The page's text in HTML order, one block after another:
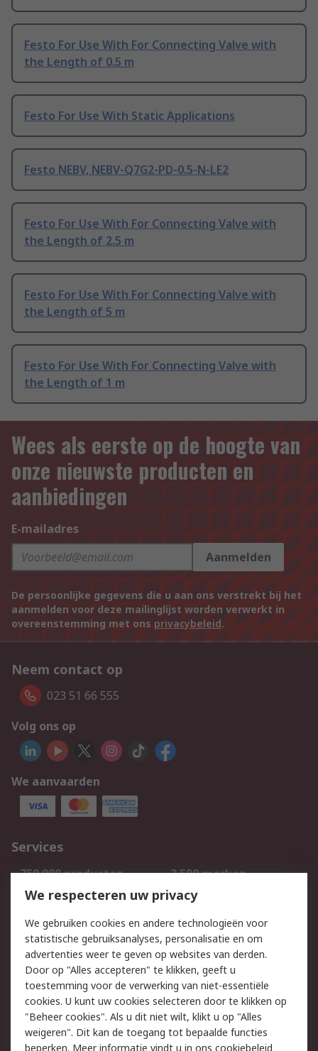
Festo For Use With For Connecting Valve with
the Length of 0.5 m
Festo For Use With Static Applications
Festo NEBV, NEBV-Q7G2-PD-0.5-N-LE2
Festo For Use With For Connecting Valve with
the Length of 2.5 m
Festo For Use With For Connecting Valve with
the Length of 5 m
Festo For Use With For Connecting Valve with
the Length of 1 m
Wees als eerste op de hoogte van
onze nieuwste producten en
aanbiedingen
E-mailadres
Aanmelden
De persoonlijke gegevens die u aan ons verstrekt bij het
aanmelden voor deze mailinglijst worden verwerkt in
overeenstemming met ons privacybeleid.
Neem contact op
023 51 66 555
Volg ons op
We aanvaarden
Services
750.000 producten
2.500 merken
Bestellen
Inkoopoplossingen
Track & Trace
Wettelijk
Cookiebeleid
Email veiligheid
Privacybeleid
Websitevoorwaarden
Algemene
We respecteren uw privacy
We gebruiken cookies en andere technologieën voor
statistische gebruiksanalyses, personalisatie en om
advertenties weer te geven op websites van derden.
Door op "Alles accepteren" te klikken, geeft u
toestemming voor de verwerking van niet-essentiële
cookies. U kunt uw cookies selecteren door te klikken op
"Beheer cookies". Als u dit niet wilt, klikt u op "Alles
weigeren". Dit kan de toegang tot bepaalde functies
beperken. Meer informatie vindt u in ons cookiebeleid